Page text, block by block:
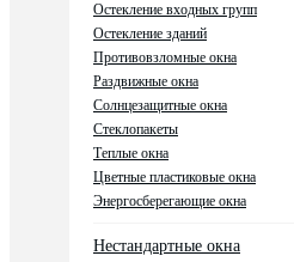
Остекление входных групп
Остекление зданий
Противовзломные окна
Раздвижные окна
Солнцезащитные окна
Стеклопакеты
Теплые окна
Цветные пластиковые окна
Энергосберегающие окна
Нестандартные окна